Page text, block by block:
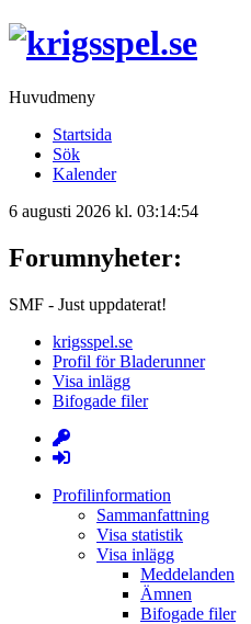
Huvudmeny
Startsida
Sök
Kalender
6 augusti 2026 kl. 03:14:54
Forumnyheter:
SMF - Just uppdaterat!
krigsspel.se
Profil för Bladerunner
Visa inlägg
Bifogade filer
Profilinformation
Sammanfattning
Visa statistik
Visa inlägg
Meddelanden
Ämnen
Bifogade filer